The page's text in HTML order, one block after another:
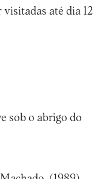
até dia 12
sob o abrigo do